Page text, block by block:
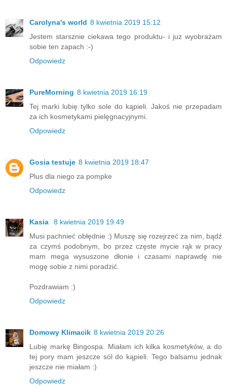
Carolyna's world 8 kwietnia 2019 15:12
Jestem starsznie ciekawa tego produktu- i juz wyobrażam
sobie ten zapach :-)
Odpowiedz
PureMorning 8 kwietnia 2019 16:19
Tej marki lubię tylko sole do kąpieli. Jakoś nie przepadam
za ich kosmetykami pielęgnacyjnymi.
Odpowiedz
Gosia testuje 8 kwietnia 2019 18:47
Plus dla niego za pompke
Odpowiedz
Kasia
8 kwietnia 2019 19:49
Musi pachnieć obłędnie :) Muszę się rozejrzeć za nim, bądź
za czymś podobnym, bo przez częste mycie rąk w pracy
mam mega wysuszone dłonie i czasami naprawdę nie
mogę sobie z nimi poradzić.
Pozdrawiam :)
Odpowiedz
Domowy Klimacik 8 kwietnia 2019 20:26
Lubię markę Bingospa. Miałam ich kilka kosmetyków, a do
tej pory mam jeszcze sól do kąpieli. Tego balsamu jednak
jeszcze nie miałam :)
Odpowiedz